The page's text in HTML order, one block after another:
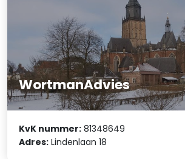
WortmanAdvies
KvK nummer: 81348649
Adres: Lindenlaan 18